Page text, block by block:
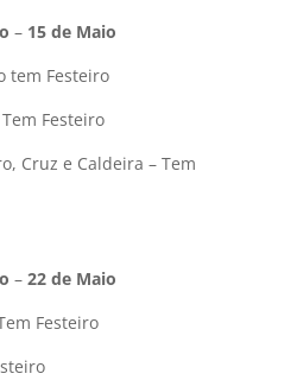
– 15 de Maio
tem Festeiro
Festeiro
Cruz e Caldeira – Tem
– 22 de Maio
Festeiro